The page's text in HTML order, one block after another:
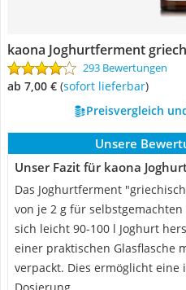
kaona Joghurtferment
293 Bewertungen
ab 7,00 € ( Sofort lieferbar)
Preisvergleich
Unsere
Unser Fazit für kaona
Das Joghurtferment
von je 2 g für
sich leicht 90-100 l Joghurt
einer praktischen Glasflasche
verpackt. Dies ermöglicht